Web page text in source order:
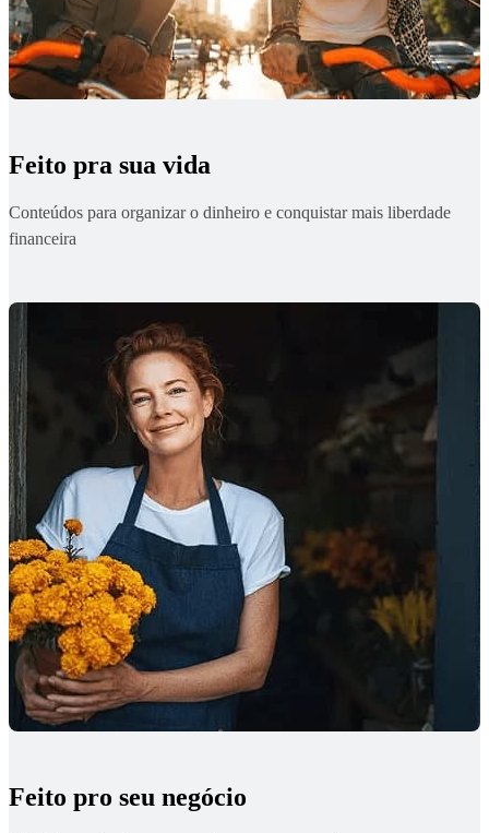
Feito pra sua vida
Conteúdos para organizar o dinheiro e conquistar mais liberdade
financeira
Feito pro seu negócio